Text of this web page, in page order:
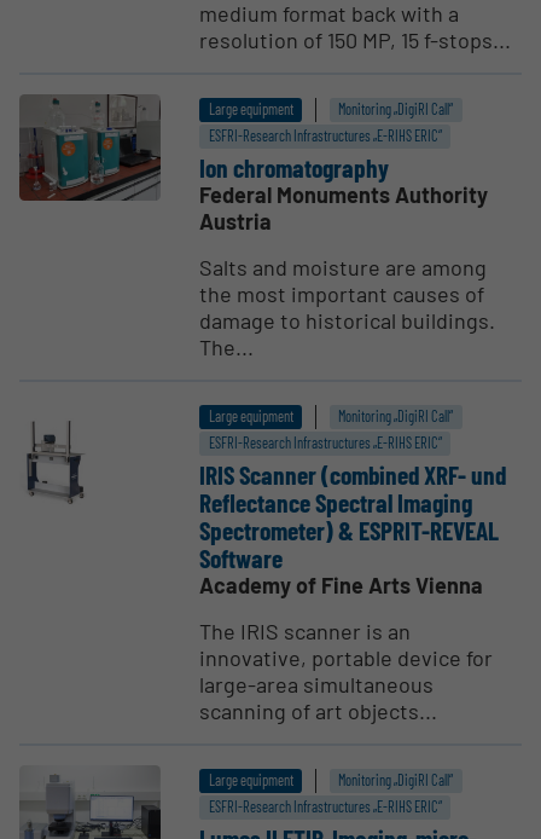
medium format back with a
resolution of 150 MP, 15 f-stops...
Large equipment
Monitoring „DigiRI Call“
ESFRI-Research Infrastructures „E-RIHS ERIC“
Ion chroma­tog­raphy
Federal Monuments Authority
Austria
Salts and moisture are among
the most important causes of
damage to historical buildings.
The...
Large equipment
Monitoring „DigiRI Call“
ESFRI-Research Infrastructures „E-RIHS ERIC“
IRIS Scanner (combined XRF- und
Reflec­tance Spectral Imaging
Spectrometer) & ESPRIT-REVEAL
Software
Academy of Fine Arts Vienna
The IRIS scanner is an
innovative, portable device for
large-area simultaneous
scanning of art objects...
Large equipment
Monitoring „DigiRI Call“
ESFRI-Research Infrastructures „E-RIHS ERIC“